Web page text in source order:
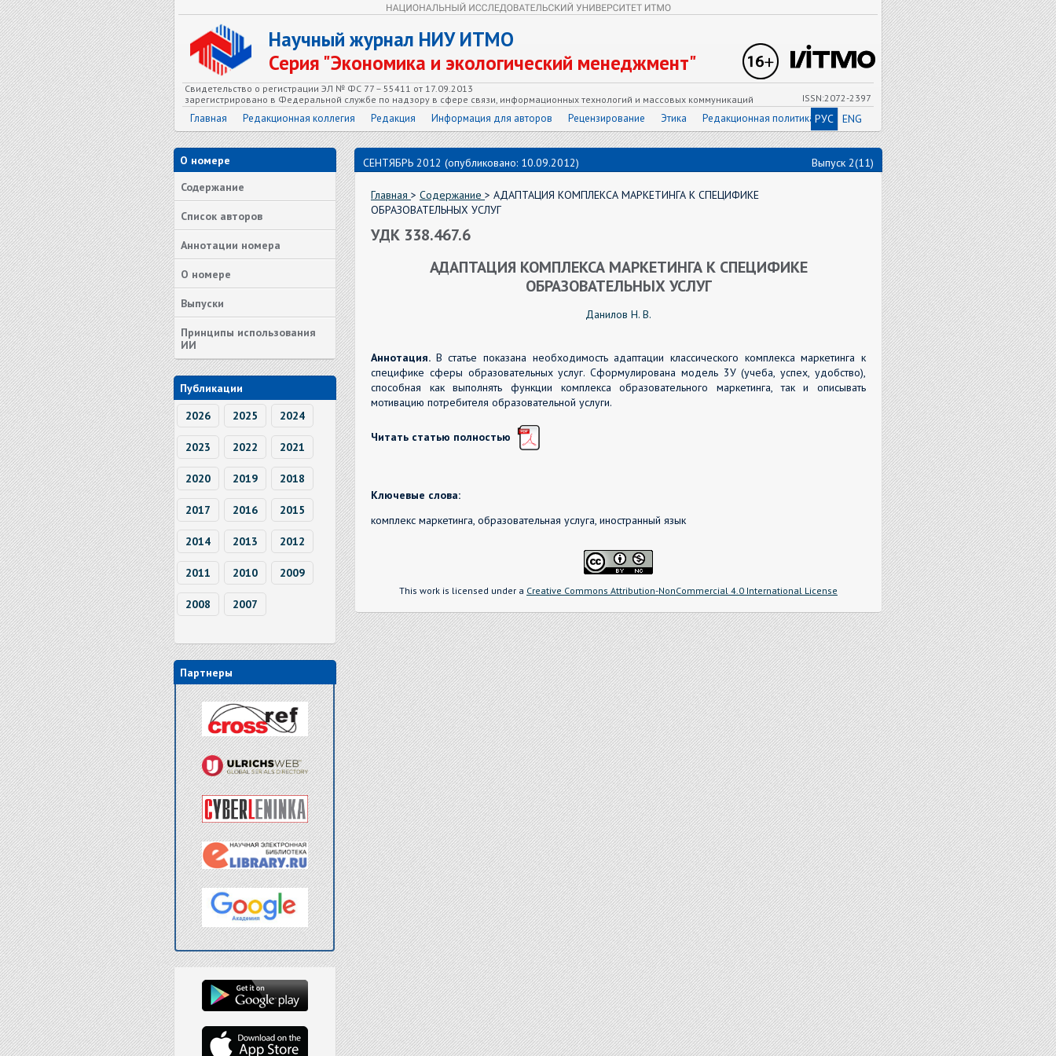
Научный журнал НИУ ИТМО
Серия "Экономика и экологический менеджмент"
Свидетельство о регистрации ЭЛ № ФС 77 – 55411 от 17.09.2013
зарегистрировано в Федеральной службе по надзору в сфере связи, информационных технологий и массовых коммуникаций
ISSN:2072-2397
Главная Редакционная коллегия Редакция Информация для авторов Рецензирование Этика Редакционная политика РУС ENG
О номере
Содержание
Список авторов
Аннотации номера
О номере
Выпуски
Принципы использования
ИИ
Публикации
2026
2025 2024
2023 2022 2021
2020 2019 2018
2017 2016 2015
2014 2013 2012
2011 2010 2009
2008 2007
Партнеры
СЕНТЯБРЬ 2012 (опубликовано: 10.09.2012) Выпуск 2(11)
Главная > Содержание > АДАПТАЦИЯ КОМПЛЕКСА МАРКЕТИНГА К СПЕЦИФИКЕ
ОБРАЗОВАТЕЛЬНЫХ УСЛУГ
УДК 338.467.6
АДАПТАЦИЯ КОМПЛЕКСА МАРКЕТИНГА К СПЕЦИФИКЕ
ОБРАЗОВАТЕЛЬНЫХ УСЛУГ
Данилов Н. В.
Аннотация. В статье показана необходимость адаптации классического комплекса маркетинга к
специфике сферы образовательных услуг. Сформулирована модель 3У (учеба, успех, удобство),
способная как выполнять функции комплекса образовательного маркетинга, так и описывать
мотивацию потребителя образовательной услуги.
Читать статью полностью
Ключевые слова:
комплекс маркетинга, образовательная услуга, иностранный язык
This work is licensed under a Creative Commons Attribution-NonCommercial 4.0 International License